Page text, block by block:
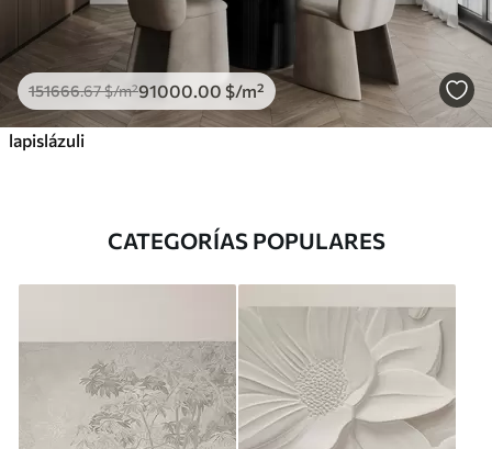
151666.67$/m²91000 .00 $/m²
lapislázuli
CATEGORÍAS POPULARES